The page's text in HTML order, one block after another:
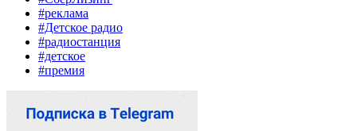
#реклама
#Детское радио
#радиостанция
#детское
#премия